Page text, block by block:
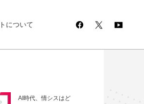
について
AI時代、情シスはど